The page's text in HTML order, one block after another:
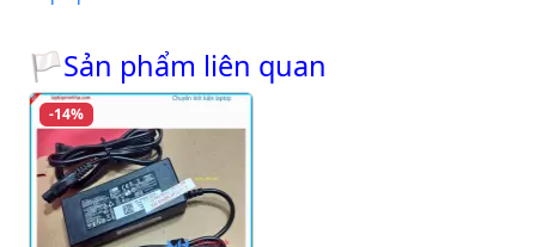
🏳Sản phẩm liên quan
-14%